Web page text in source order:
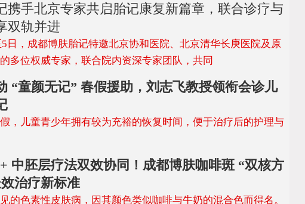
携手北京专家共启胎记康复新篇章，联合诊疗与
双轨并进
日，成都博肤胎记特邀北京协和医院、北京清华长庚医院及原
多位权威专家，联合院内资深专家团队，共同
“童颜无记” 春假援助，刘志飞教授领衔会诊儿
儿童青少年拥有较为充裕的恢复时间，便于治疗后的护理与
中胚层疗法双效协同！成都博肤咖啡斑 “双核方
治疗新标准
的色素性皮肤病，因其颜色类似咖啡与牛奶的混合色而得名。